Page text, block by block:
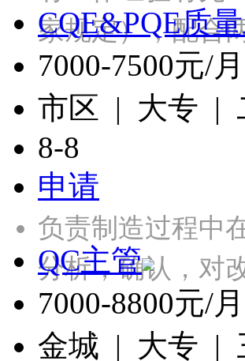
家规定）；配合
CQE&PQE质
7000-7500元/月
市区 | 大专 |
8-8
申请
负责制造过程中
分析，确认，对
QC主管
7000-8800元/月
金城 | 大专 |